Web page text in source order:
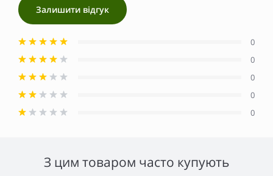
Залишити відгук
0
0
0
0
0
З цим товаром часто купують